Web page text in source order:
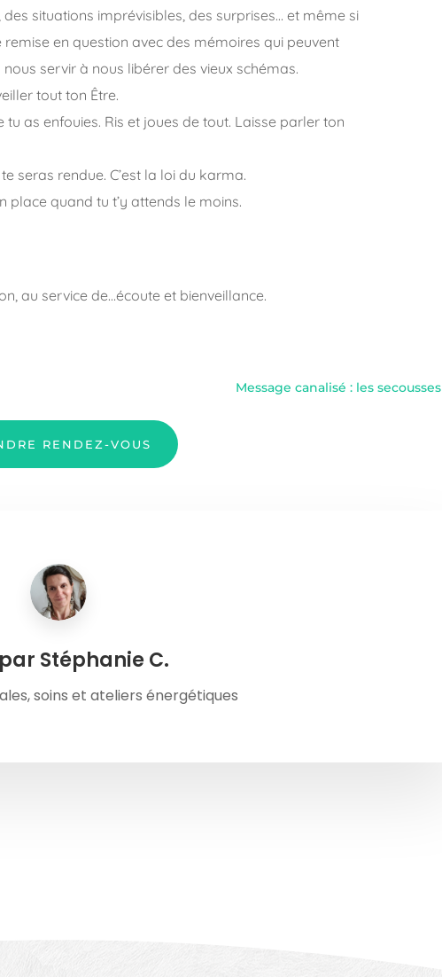
situations imprévisibles, des surprises… et même si
en question avec des mémoires qui peuvent
servir à nous libérer des vieux schémas.
tout ton Être.
as enfouies. Ris et joues de tout. Laisse parler ton
seras rendue. C’est la loi du karma.
place quand tu t’y attends le moins.
au service de…écoute et bienveillance.
Message canalisé : les secousses
RENDEZ-VOUS
Stéphanie C.
soins et ateliers énergétiques